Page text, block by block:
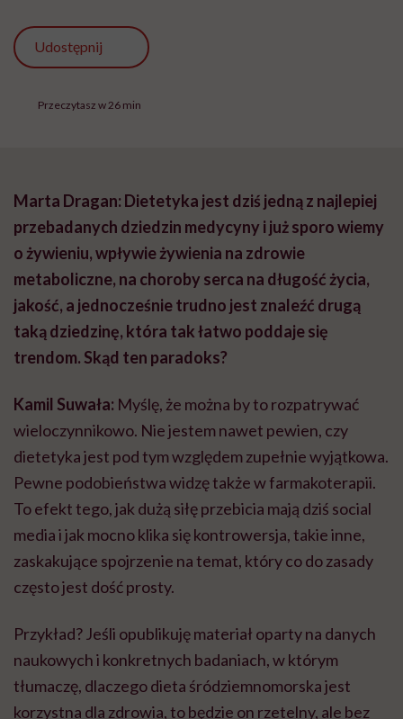
Udostępnij
Przeczytasz w 26 min
Marta Dragan: Dietetyka jest dziś jedną z najlepiej
przebadanych dziedzin medycyny i już sporo wiemy
o żywieniu, wpływie żywienia na zdrowie
metaboliczne, na choroby serca na długość życia,
jakość, a jednocześnie trudno jest znaleźć drugą
taką dziedzinę, która tak łatwo poddaje się
trendom. Skąd ten paradoks?
Kamil Suwała: Myślę, że można by to rozpatrywać
wieloczynnikowo. Nie jestem nawet pewien, czy
dietetyka jest pod tym względem zupełnie wyjątkowa.
Pewne podobieństwa widzę także w farmakoterapii.
To efekt tego, jak dużą siłę przebicia mają dziś social
media i jak mocno klika się kontrowersja, takie inne,
zaskakujące spojrzenie na temat, który co do zasady
często jest dość prosty.
Przykład? Jeśli opublikuję materiał oparty na danych
naukowych i konkretnych badaniach, w którym
tłumaczę, dlaczego dieta śródziemnomorska jest
korzystna dla zdrowia, to będzie on rzetelny, ale bez